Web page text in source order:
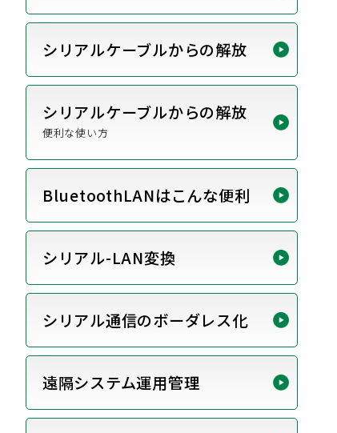
シリアルケーブルからの解放
シリアルケーブルからの解放
便利な使い方
BluetoothLANはこんな便利
シリアル-LAN変換
シリアル通信のボーダレス化
遠隔システム運用管理